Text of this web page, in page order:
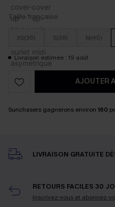
Taille française
XS(36) S(38) M(40)
Livraison estimée : 19 août
AJOUTER
Sunchasers gagnerons environ 160
LIVRAISON GRATUITE
RETOURS FACILES 30
Inscrivez-vous et abonnez-